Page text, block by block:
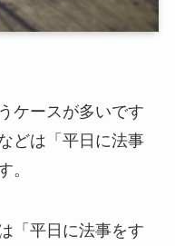
ケースが多いです
どは「平日に法事
。
「平日に法事をす